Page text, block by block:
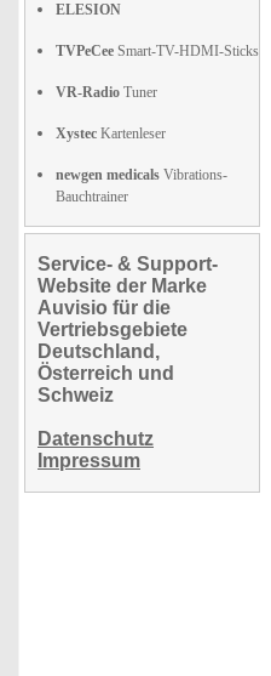
ELESION
TVPeCee Smart-TV-HDMI-Sticks
VR-Radio Tuner
Xystec Kartenleser
newgen medicals Vibrations-
Bauchtrainer
Service- & Support-
Website der Marke
Auvisio für die
Vertriebsgebiete
Deutschland,
Österreich und
Schweiz
Datenschutz
Impressum